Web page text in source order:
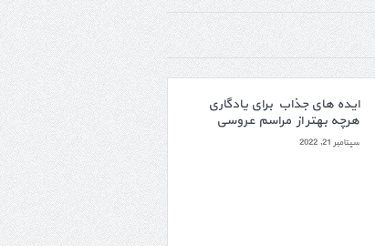
ایده های جذاب برای یادگاری
هرچه بهتر از مراسم عروسی
سپتامبر 21, 2022